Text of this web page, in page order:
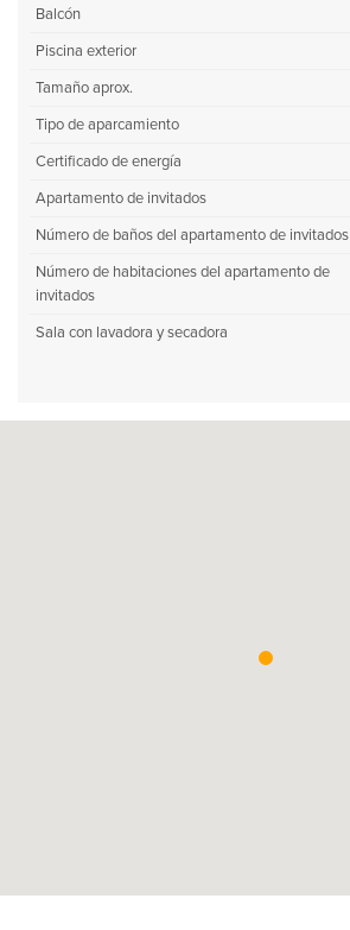
Balcón
Piscina exterior
Tamaño aprox.
Tipo de aparcamiento
Certificado de energía
Apartamento de invitados
Número de baños del apartamento de invitados
Número de habitaciones del apartamento de
invitados
Sala con lavadora y secadora